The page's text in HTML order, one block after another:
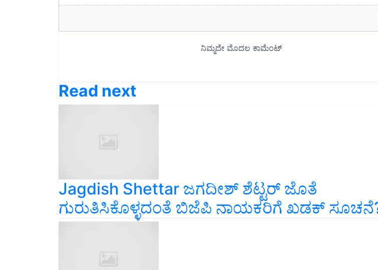
Jagdish Shettar ಜಗದೀಶ್‌ ಶೆಟ್ಟರ್‌ ಜೊತೆ
ಗುರುತಿಸಿಕೊಳ್ಳದಂತೆ ಬಿಜೆಪಿ ನಾಯಕರಿಗೆ ಖಡಕ್‌ ಸೂಚನೆ?!